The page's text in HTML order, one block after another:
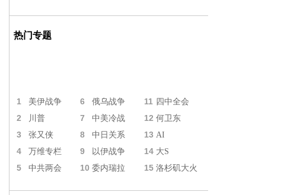
热门专题
1 美伊战争 6 俄乌战争 11 四中全会
2 川普 7 中美冷战 12 何卫东
3 张又侠 8 中日关系 13 AI
4 万维专栏 9 以伊战争 14 大S
5 中共两会 10 委内瑞拉 15 洛杉矶大火